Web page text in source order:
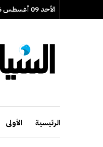
الأحد 09 أغسطس 2026
الرئيسية الأولى